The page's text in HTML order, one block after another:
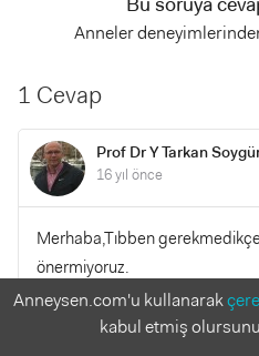
Anneler
1 Cevap
Prof Dr Y Tarkan
16 yıl önce
Merhaba,Tıbben
önermiyoruz.
0
Anneysen.com'u kullanarak
kabul etmiş